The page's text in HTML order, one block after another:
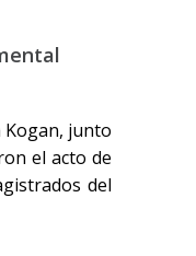
Kogan, junto
el acto de
del